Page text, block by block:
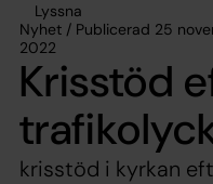
Lyssna
Nyhet / Publicerad 25
2022
Krisstöd
krisstöd i kyrkan